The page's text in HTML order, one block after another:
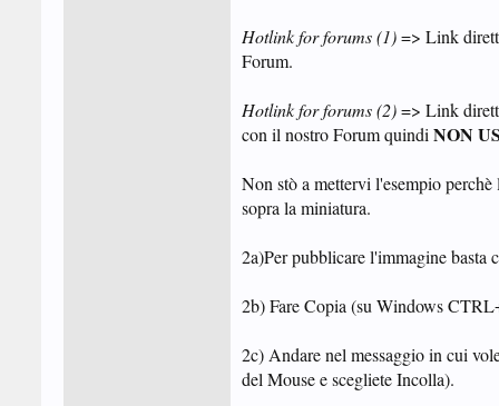
Hotlink for forums (1)=> Link
Forum.
Hotlink for forums (2)=> Link
con il nostro Forum quindi NON
Non stò a mettervi l'esempio
sopra la miniatura.
2a)Per pubblicare l'immagine basta
2b) Fare Copia (su Windows
2c) Andare nel messaggio in cui
del Mouse e scegliete Incolla).